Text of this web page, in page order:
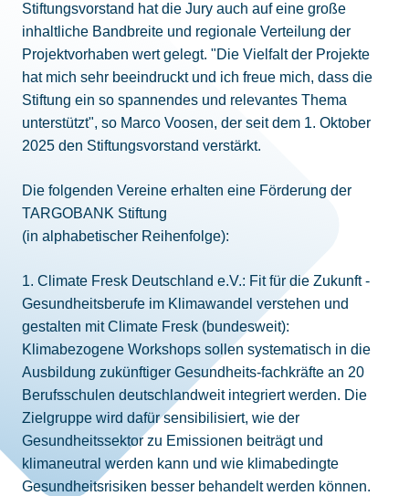
Stiftungsvorstand hat die Jury auch auf eine große
inhaltliche Bandbreite und regionale Verteilung der
Projektvorhaben wert gelegt. "Die Vielfalt der Projekte
hat mich sehr beeindruckt und ich freue mich, dass die
Stiftung ein so spannendes und relevantes Thema
unterstützt", so Marco Voosen, der seit dem 1. Oktober
2025 den Stiftungsvorstand verstärkt.
Die folgenden Vereine erhalten eine Förderung der
TARGOBANK Stiftung
(in alphabetischer Reihenfolge):
1. Climate Fresk Deutschland e.V.: Fit für die Zukunft -
Gesundheitsberufe im Klimawandel verstehen und
gestalten mit Climate Fresk (bundesweit):
Klimabezogene Workshops sollen systematisch in die
Ausbildung zukünftiger Gesundheits-fachkräfte an 20
Berufsschulen deutschlandweit integriert werden. Die
Zielgruppe wird dafür sensibilisiert, wie der
Gesundheitssektor zu Emissionen beiträgt und
klimaneutral werden kann und wie klimabedingte
Gesundheitsrisiken besser behandelt werden können.